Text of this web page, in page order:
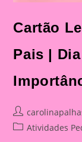
Cartão
Pais |
Post
author:
PostAtividades